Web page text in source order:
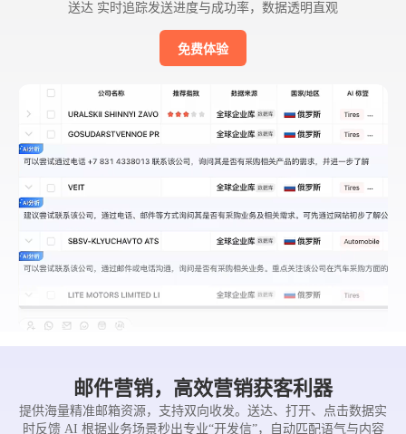
送达 实时追踪发送进度与成功率，数据透明直观
免费体验
邮件营销，高效营销获客利器
提供海量精准邮箱资源，支持双向收发。送达、打开、点击数据实
时反馈 AI 根据业务场景秒出专业“开发信”，自动匹配语气与内容